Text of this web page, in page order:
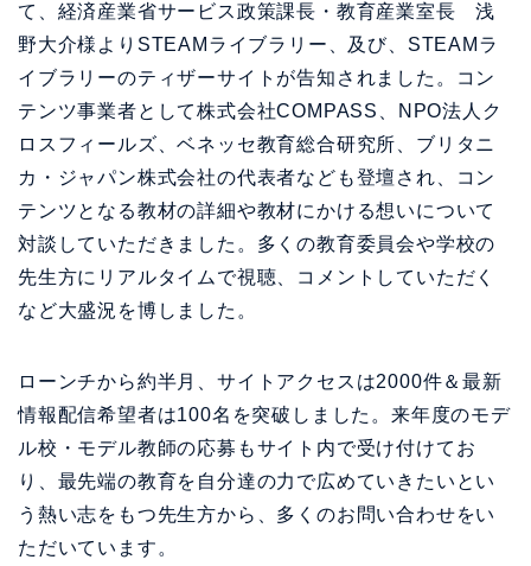
て、経済産業省サービス政策課長・教育産業室長 浅
野大介様よりSTEAMライブラリー、及び、STEAMラ
イブラリーのティザーサイトが告知されました。コン
テンツ事業者として株式会社COMPASS、NPO法人ク
ロスフィールズ、ベネッセ教育総合研究所、ブリタニ
カ・ジャパン株式会社の代表者なども登壇され、コン
テンツとなる教材の詳細や教材にかける想いについて
対談していただきました。多くの教育委員会や学校の
先生方にリアルタイムで視聴、コメントしていただく
など大盛況を博しました。
ローンチから約半月、サイトアクセスは2000件＆最新
情報配信希望者は100名を突破しました。来年度のモデ
ル校・モデル教師の応募もサイト内で受け付けてお
り、最先端の教育を自分達の力で広めていきたいとい
う熱い志をもつ先生方から、多くのお問い合わせをい
ただいています。